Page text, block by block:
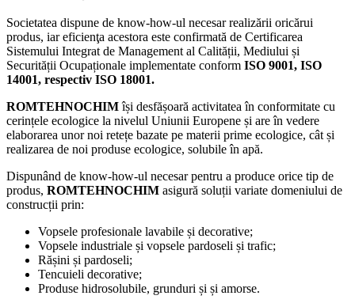
Societatea dispune de know-how-ul necesar realizării oricărui
produs, iar eficienţa acestora este confirmată de Certificarea
Sistemului Integrat de Management al Calității, Mediului și
Securității Ocupaționale implementate conform ISO 9001, ISO
14001, respectiv ISO 18001.
ROMTEHNOCHIMîși desfășoară activitatea în conformitate cu
cerințele ecologice la nivelul Uniunii Europene și are în vedere
elaborarea unor noi retețe bazate pe materii prime ecologice, cât și
realizarea de noi produse ecologice, solubile în apă.
Dispunând de know-how-ul necesar pentru a produce orice tip de
produs, ROMTEHNOCHIM asigură soluții variate domeniului de
construcții prin:
Vopsele profesionale lavabile și decorative;
Vopsele industriale și vopsele pardoseli și trafic;
Rășini și pardoseli;
Tencuieli decorative;
Produse hidrosolubile, grunduri și și amorse.